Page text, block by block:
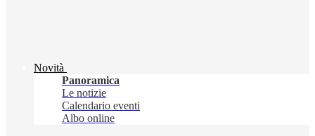
Novità
Panoramica
Le notizie
Calendario eventi
Albo online